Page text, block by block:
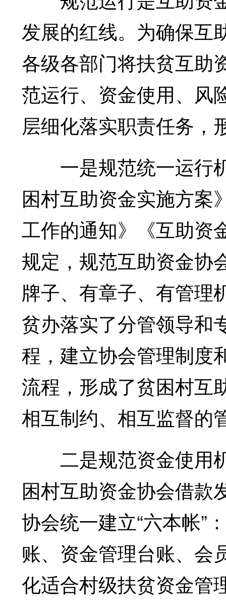
发展的红线。为确保互
各级各部门将扶贫互助
范运行、资金使用、风
层细化落实职责任务，
一是规范统一运行
困村互助资金实施方案
工作的通知》《互助资
规定，规范互助资金协
牌子、有章子、有管理
贫办落实了分管领导和
程，建立协会管理制度
流程，形成了贫困村互
相互制约、相互监督的
二是规范资金使用
困村互助资金协会借款
协会统一建立“六本帐”
账、资金管理台账、会
化适合村级扶贫资金管